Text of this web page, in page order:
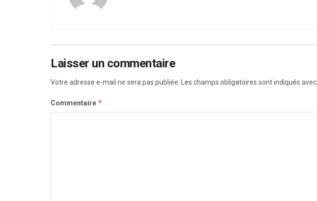
Laisser un commentaire
Votre adresse e-mail ne sera pas publiée. Les champs obligatoires sont indiqués avec
Commentaire *